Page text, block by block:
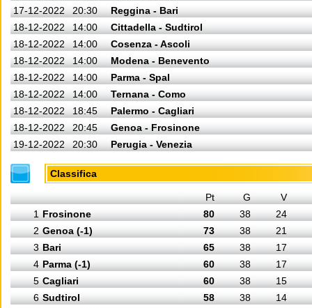
17-12-2022
20:30
Reggina - Bari
18-12-2022
14:00
Cittadella - Sudtirol
18-12-2022
14:00
Cosenza - Ascoli
18-12-2022
14:00
Modena - Benevento
18-12-2022
14:00
Parma - Spal
18-12-2022
14:00
Ternana - Como
18-12-2022
18:45
Palermo - Cagliari
18-12-2022
20:45
Genoa - Frosinone
19-12-2022
20:30 Perugia - Venezia
Classifica
Pt G
V
1 Frosinone 80 38
24
2 Genoa (-1) 73 38
21
3 Bari 65 38
17
4 Parma (-1) 60 38
17
5 Cagliari 60 38
15
6 Sudtirol 58 38
14